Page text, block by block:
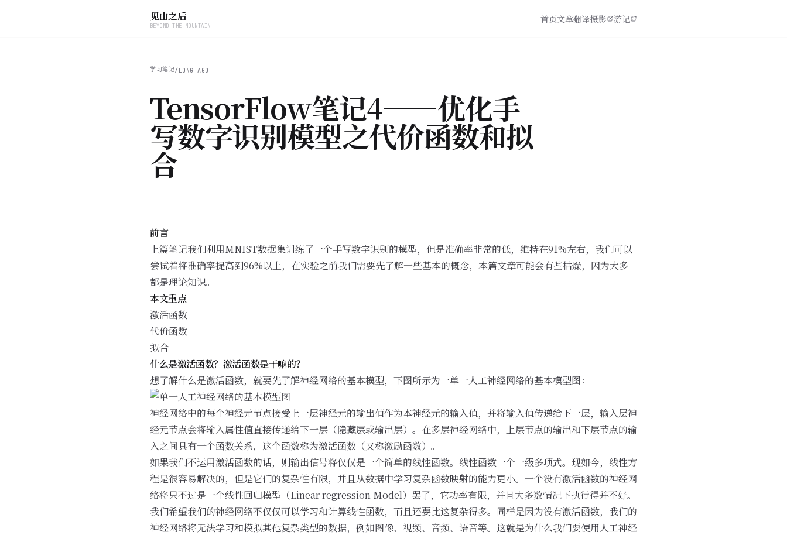
见山之后
BEYOND THE MOUNTAIN
首页文章翻译摄影 游记
学习笔记/ LONG AGO
TensorFlow笔记4——优化手
写数字识别模型之代价函数和拟
合
前言
上篇笔记我们利用MNIST数据集训练了一个手写数字识别的模型，但是准确率非常的低，维持在91%左右，我们可以
尝试着将准确率提高到96%以上，在实验之前我们需要先了解一些基本的概念，本篇文章可能会有些枯燥，因为大多
都是理论知识。
本文重点
激活函数
代价函数
拟合
什么是激活函数？激活函数是干嘛的？
想了解什么是激活函数，就要先了解神经网络的基本模型，下图所示为一单一人工神经网络的基本模型图：
神经网络中的每个神经元节点接受上一层神经元的输出值作为本神经元的输入值，并将输入值传递给下一层，输入层神
经元节点会将输入属性值直接传递给下一层（隐藏层或输出层）。在多层神经网络中，上层节点的输出和下层节点的输
入之间具有一个函数关系，这个函数称为激活函数（又称激励函数）。
如果我们不运用激活函数的话，则输出信号将仅仅是一个简单的线性函数。线性函数一个一级多项式。现如今，线性方
程是很容易解决的，但是它们的复杂性有限，并且从数据中学习复杂函数映射的能力更小。一个没有激活函数的神经网
络将只不过是一个线性回归模型（Linear regression Model）罢了，它功率有限，并且大多数情况下执行得并不好。
我们希望我们的神经网络不仅仅可以学习和计算线性函数，而且还要比这复杂得多。同样是因为没有激活函数，我们的
神经网络将无法学习和模拟其他复杂类型的数据，例如图像、视频、音频、语音等。这就是为什么我们要使用人工神经